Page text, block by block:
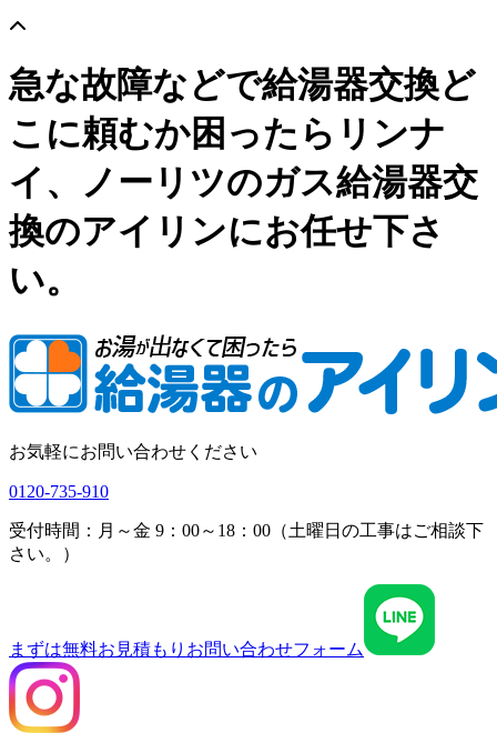
急な故障などで給湯器交換ど
こに頼むか困ったらリンナ
イ、ノーリツのガス給湯器交
換のアイリンにお任せ下さ
い。
お気軽にお問い合わせください
0120-735-910
受付時間：月～金 9：00～18：00（土曜日の工事はご相談下
さい。）
まずは無料お見積もり お問い合わせフォーム